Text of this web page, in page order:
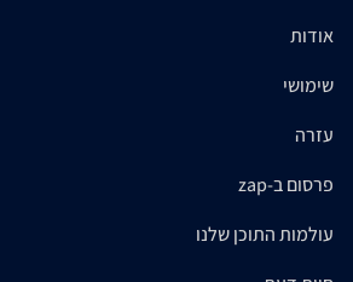
אודות
שימושי
עזרה
פרסום ב-zap
עולמות התוכן שלנו